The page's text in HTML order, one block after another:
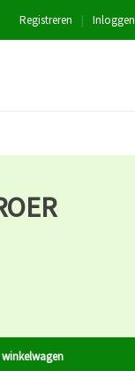
Inloggen
|
Registreren